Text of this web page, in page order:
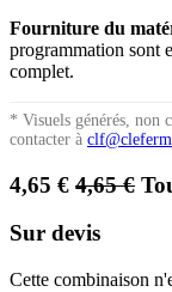
Fourniture du
programmation sont
complet.
* Visuels générés, non
contacter à
4,65 € 4,65€
Sur devis
Cette combinaison